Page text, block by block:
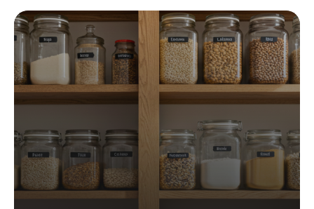
vivre : le guide complet pour gagner
de l’espace
28 mars 2026